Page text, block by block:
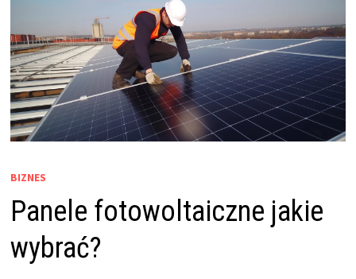
BIZNES
Panele fotowoltaiczne jakie
wybrać?